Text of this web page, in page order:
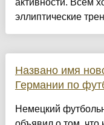
активности. Всем
эллиптические
Названо имя
Германии по
Немецкий